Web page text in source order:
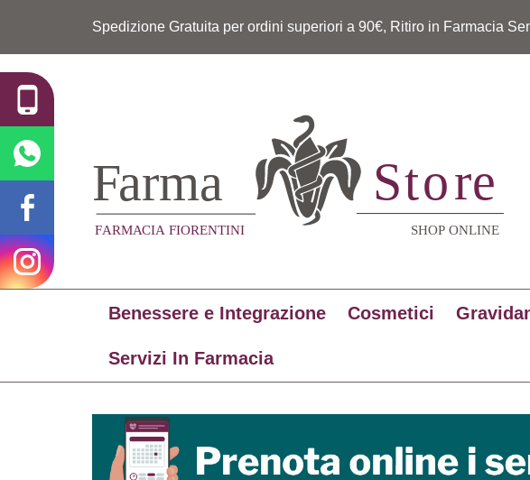
Spedizione Gratuita per ordini superiori a 90€, Ritiro in Farmacia
Benessere e Integrazione Cosmetici
Servizi In Farmacia